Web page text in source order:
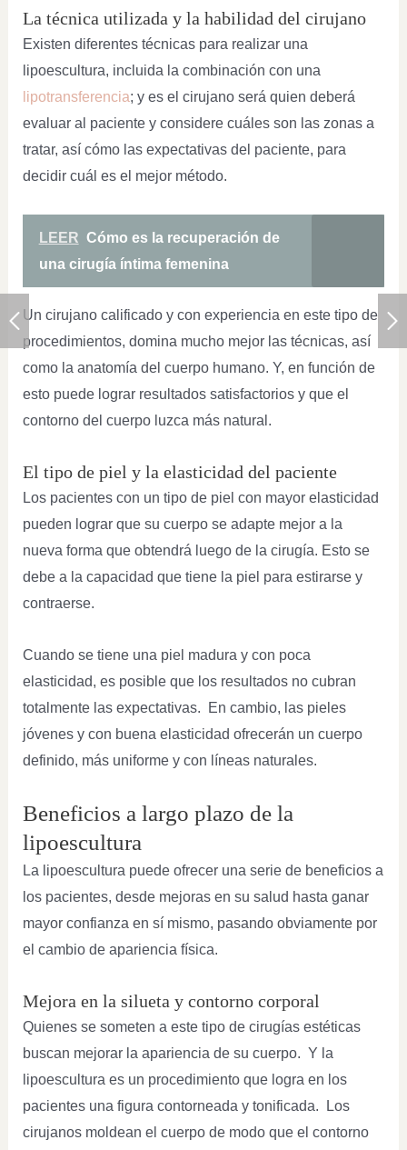
La técnica utilizada y la habilidad del cirujano
Existen diferentes técnicas para realizar una
lipoescultura, incluida la combinación con una
lipotransferencia; y es el cirujano será quien deberá
evaluar al paciente y considere cuáles son las zonas a
tratar, así cómo las expectativas del paciente, para
decidir cuál es el mejor método.
LEER Cómo es la recuperación de
una cirugía íntima femenina
Un cirujano calificado y con experiencia en este tipo de
procedimientos, domina mucho mejor las técnicas, así
como la anatomía del cuerpo humano. Y, en función de
esto puede lograr resultados satisfactorios y que el
contorno del cuerpo luzca más natural.
El tipo de piel y la elasticidad del paciente
Los pacientes con un tipo de piel con mayor elasticidad
pueden lograr que su cuerpo se adapte mejor a la
nueva forma que obtendrá luego de la cirugía. Esto se
debe a la capacidad que tiene la piel para estirarse y
contraerse.
Cuando se tiene una piel madura y con poca
elasticidad, es posible que los resultados no cubran
totalmente las expectativas. En cambio, las pieles
jóvenes y con buena elasticidad ofrecerán un cuerpo
definido, más uniforme y con líneas naturales.
Beneficios a largo plazo de la
lipoescultura
La lipoescultura puede ofrecer una serie de beneficios a
los pacientes, desde mejoras en su salud hasta ganar
mayor confianza en sí mismo, pasando obviamente por
el cambio de apariencia física.
Mejora en la silueta y contorno corporal
Quienes se someten a este tipo de cirugías estéticas
buscan mejorar la apariencia de su cuerpo. Y la
lipoescultura es un procedimiento que logra en los
pacientes una figura contorneada y tonificada. Los
cirujanos moldean el cuerpo de modo que el contorno